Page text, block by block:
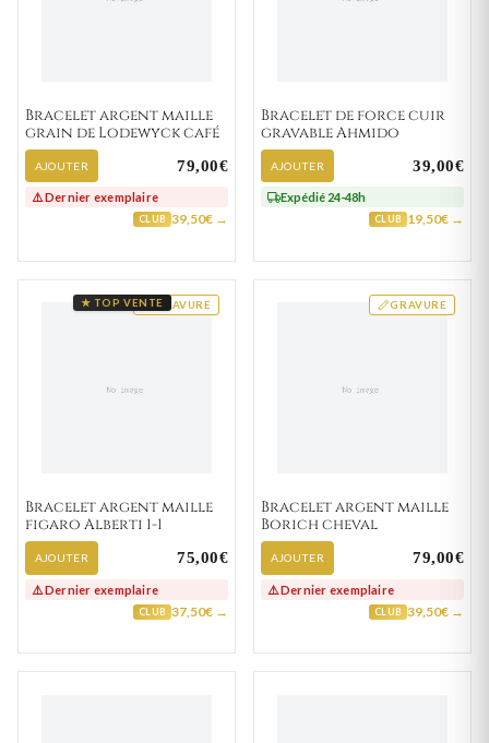
Bracelet argent maille
grain de Lodewyck café
AJOUTER 79,00€
⚠️ Dernier exemplaire
CLUB 39,50€ →
Bracelet de force cuir
gravable Ahmido
AJOUTER 39,00€
Expédié 24-48h
CLUB 19,50€ →
GRAVURE
★ TOP VENTE
Bracelet argent maille
figaro Alberti 1-1
AJOUTER 75,00€
⚠️ Dernier exemplaire
CLUB 37,50€ →
GRAVURE
Bracelet argent maille
Borich cheval
AJOUTER 79,00€
⚠️ Dernier exemplaire
CLUB 39,50€ →